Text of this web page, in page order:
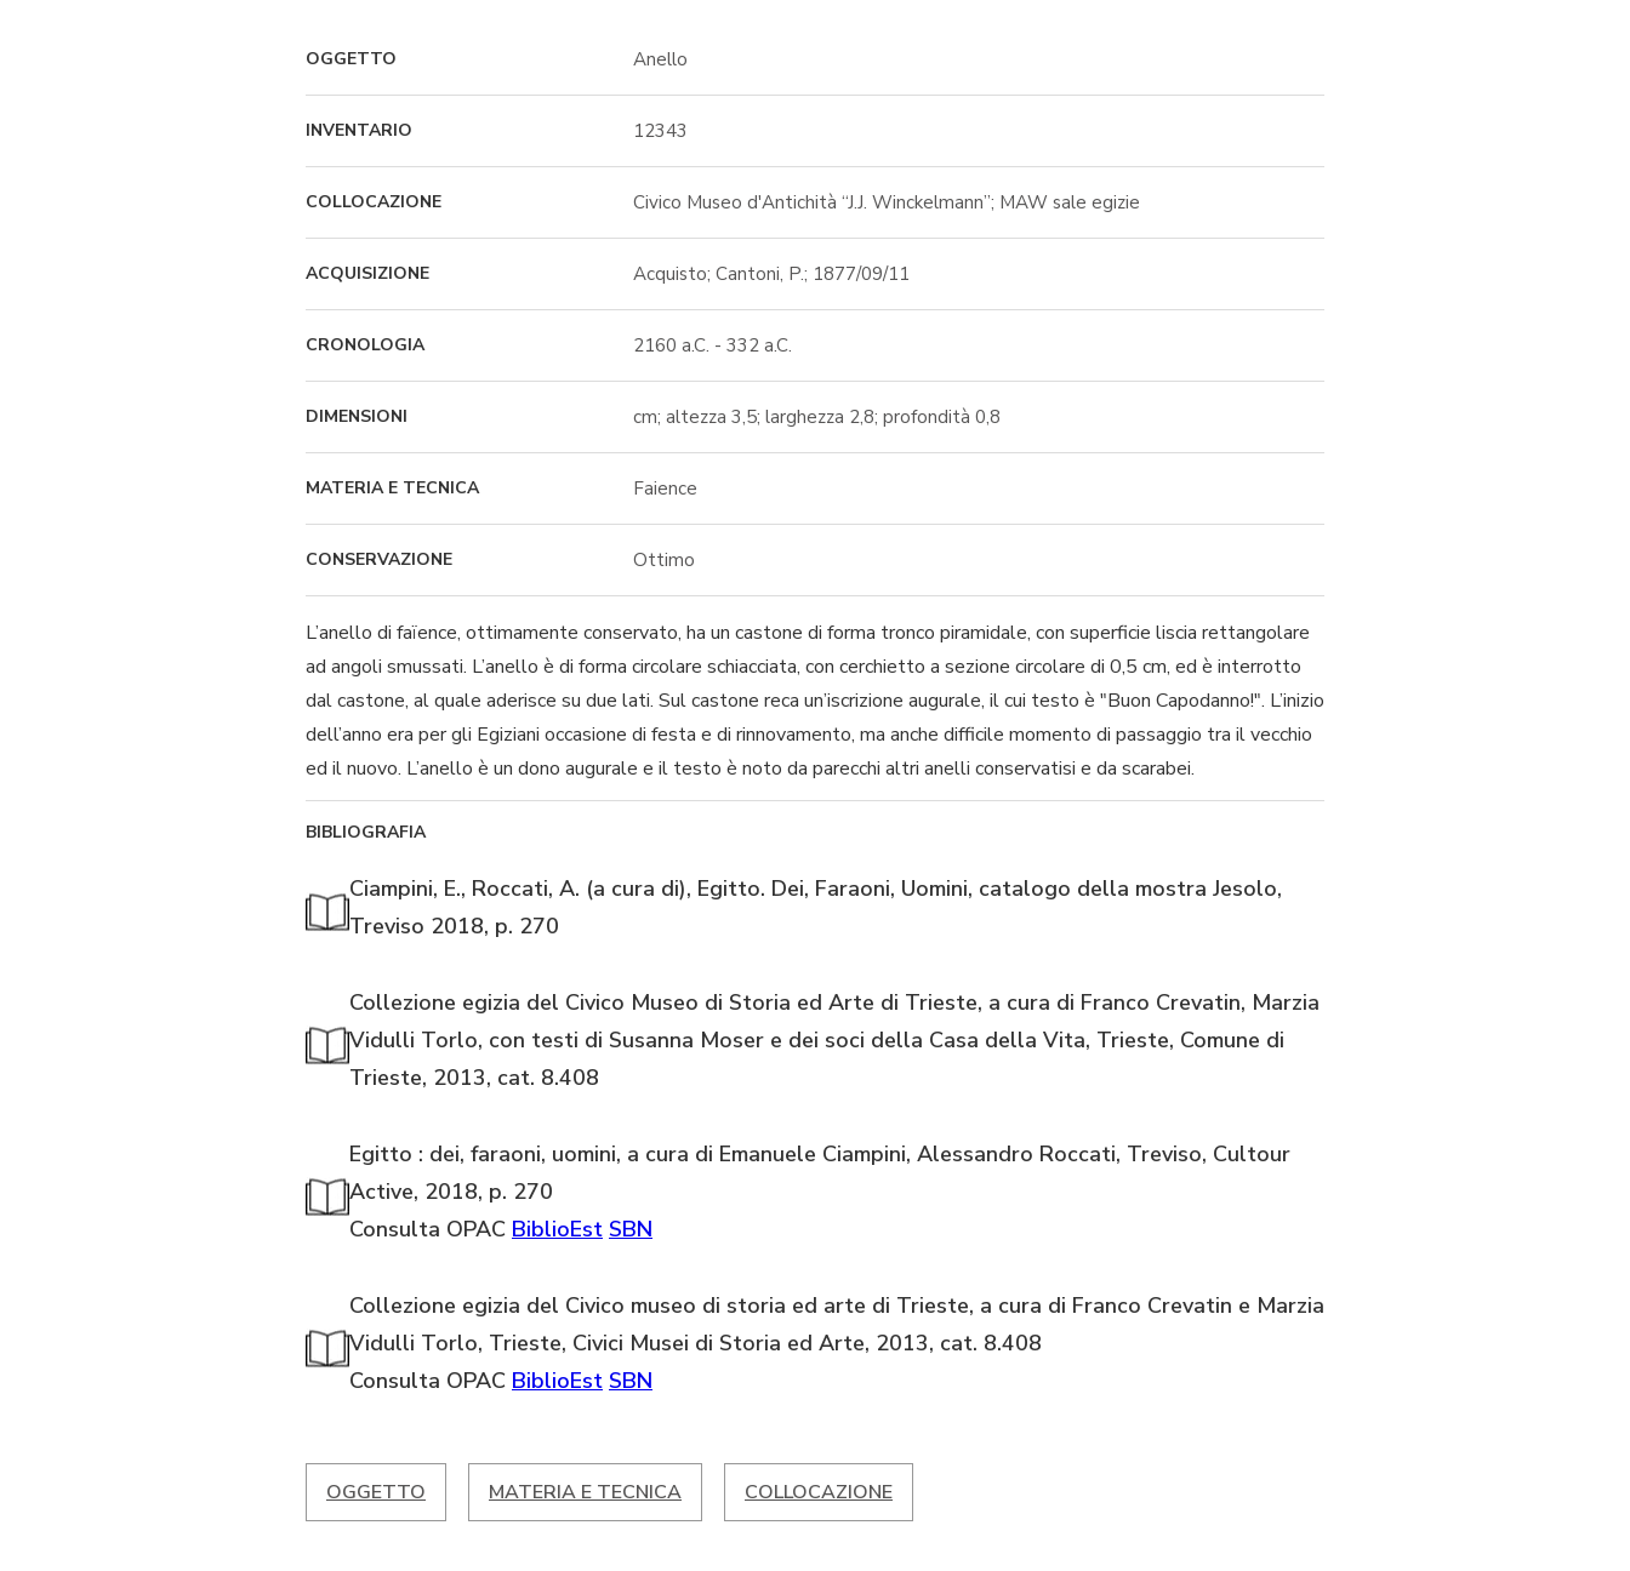
OGGETTO Anello
INVENTARIO 12343
COLLOCAZIONE Civico Museo d'Antichità “J.J. Winckelmann”; MAW sale egizie
ACQUISIZIONE Acquisto; Cantoni, P.; 1877/09/11
CRONOLOGIA 2160 a.C. - 332 a.C.
DIMENSIONI cm; altezza 3,5; larghezza 2,8; profondità 0,8
MATERIA E TECNICA Faience
CONSERVAZIONE Ottimo
L’anello di faïence, ottimamente conservato, ha un castone di forma tronco piramidale, con superficie liscia rettangolare
ad angoli smussati. L’anello è di forma circolare schiacciata, con cerchietto a sezione circolare di 0,5 cm, ed è interrotto
dal castone, al quale aderisce su due lati. Sul castone reca un’iscrizione augurale, il cui testo è "Buon Capodanno!". L’inizio
dell’anno era per gli Egiziani occasione di festa e di rinnovamento, ma anche difficile momento di passaggio tra il vecchio
ed il nuovo. L’anello è un dono augurale e il testo è noto da parecchi altri anelli conservatisi e da scarabei.
BIBLIOGRAFIA
Ciampini, E., Roccati, A. (a cura di), Egitto. Dei, Faraoni, Uomini, catalogo della mostra Jesolo,
Treviso 2018, p. 270
Collezione egizia del Civico Museo di Storia ed Arte di Trieste, a cura di Franco Crevatin, Marzia
Vidulli Torlo, con testi di Susanna Moser e dei soci della Casa della Vita, Trieste, Comune di
Trieste, 2013, cat. 8.408
Egitto : dei, faraoni, uomini, a cura di Emanuele Ciampini, Alessandro Roccati, Treviso, Cultour
Active, 2018, p. 270
Consulta OPAC BiblioEst SBN
Collezione egizia del Civico museo di storia ed arte di Trieste, a cura di Franco Crevatin e Marzia
Vidulli Torlo, Trieste, Civici Musei di Storia ed Arte, 2013, cat. 8.408
Consulta OPAC BiblioEst SBN
OGGETTO MATERIA E TECNICA COLLOCAZIONE